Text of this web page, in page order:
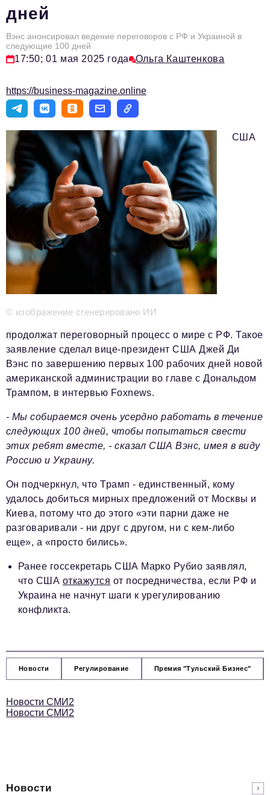
Инфраструктура развития
Технологии и тренды
Туризм
Мероприятия
Видео
Телефон редакции:+7 495 727-01-67
Электронные почты редакции:
Информационный отдел
info@business-magazine.online
Отдел рекламы
reklama@business-magazine.online
Отдел распространения/редакционная подписка
podpiska@business-magazine.online
Отдел по работе с партнерами
дней
Вэнс анонсировал ведение переговоров с РФ и Украиной в
следующие 100 дней
17:50; 01 мая 2025 года Ольга Каштенкова
https://business-magazine.online
© изображение сгенерировано ИИ
США
продолжат переговорный процесс о мире с РФ. Такое
заявление сделал вице-президент США Джей Ди
Вэнс по завершению первых 100 рабочих дней новой
американской администрации во главе с Дональдом
Трампом, в интервью Foxnews.
- Мы собираемся очень усердно работать в течение
следующих 100 дней, чтобы попытаться свести
этих ребят вместе, - сказал США Вэнс, имея в виду
Россию и Украину.
Он подчеркнул, что Трамп - единственный, кому
удалось добиться мирных предложений от Москвы и
Киева, потому что до этого «эти парни даже не
разговаривали - ни друг с другом, ни с кем-либо
еще», а «просто бились».
Ранее госсекретарь США Марко Рубио заявлял,
что США откажутся от посредничества, если РФ и
Украина не начнут шаги к урегулированию
конфликта.
Новости Регулирование Премия "Тульский Бизнес"
Новости СМИ2
Новости СМИ2
Новости